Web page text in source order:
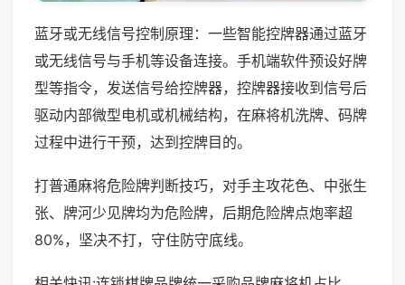
蓝牙或无线信号控制原理：一些智能控牌器通过蓝牙
或无线信号与手机等设备连接。手机端软件预设好牌
型等指令，发送信号给控牌器，控牌器接收到信号后
驱动内部微型电机或机械结构，在麻将机洗牌、码牌
过程中进行干预，达到控牌目的。
打普通麻将危险牌判断技巧，对手主攻花色、中张生
张、牌河少见牌均为危险牌，后期危险牌点炮率超
80%，坚决不打，守住防守底线。